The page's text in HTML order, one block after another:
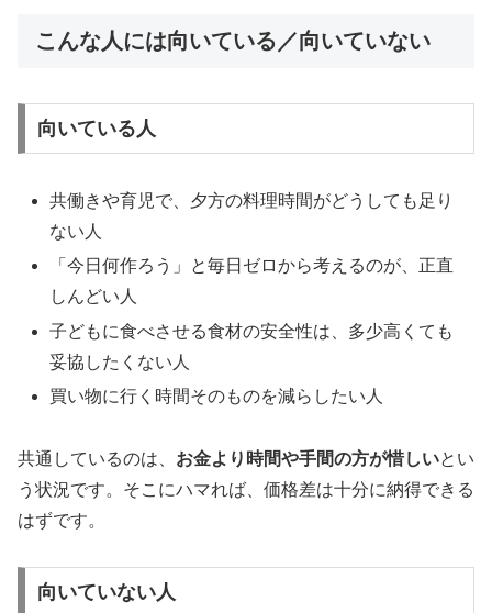
こんな人には向いている／向いていない
向いている人
共働きや育児で、夕方の料理時間がどうしても足り
ない人
「今日何作ろう」と毎日ゼロから考えるのが、正直
しんどい人
子どもに食べさせる食材の安全性は、多少高くても
妥協したくない人
買い物に行く時間そのものを減らしたい人
共通しているのは、 お金より時間や手間の方が惜しいとい
う状況です。そこにハマれば、価格差は十分に納得できる
はずです。
向いていない人